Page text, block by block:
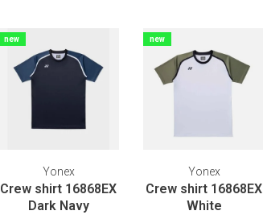
new
Yonex
Crew shirt 16868EX
Dark Navy
new
Yonex
Crew shirt 16868EX
White